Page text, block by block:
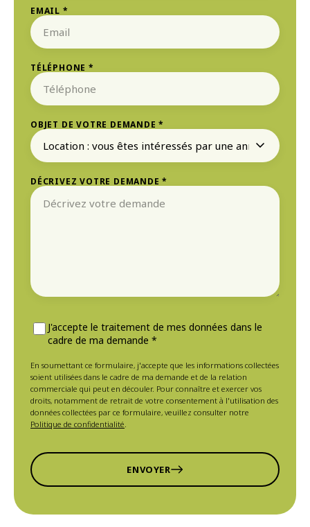
EMAIL *
TÉLÉPHONE *
OBJET DE VOTRE DEMANDE *
DÉCRIVEZ VOTRE DEMANDE *
J'accepte le traitement de mes données dans le
cadre de ma demande *
En soumettant ce formulaire, j'accepte que les informations collectées
soient utilisées dans le cadre de ma demande et de la relation
commerciale qui peut en découler. Pour connaître et exercer vos
droits, notamment de retrait de votre consentement à l'utilisation des
données collectées par ce formulaire, veuillez consulter notre
Politique de confidentialité.
ENVOYER